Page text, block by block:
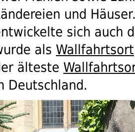
und
sich auch
als Wallfahrtsort
älteste
Deutschland.